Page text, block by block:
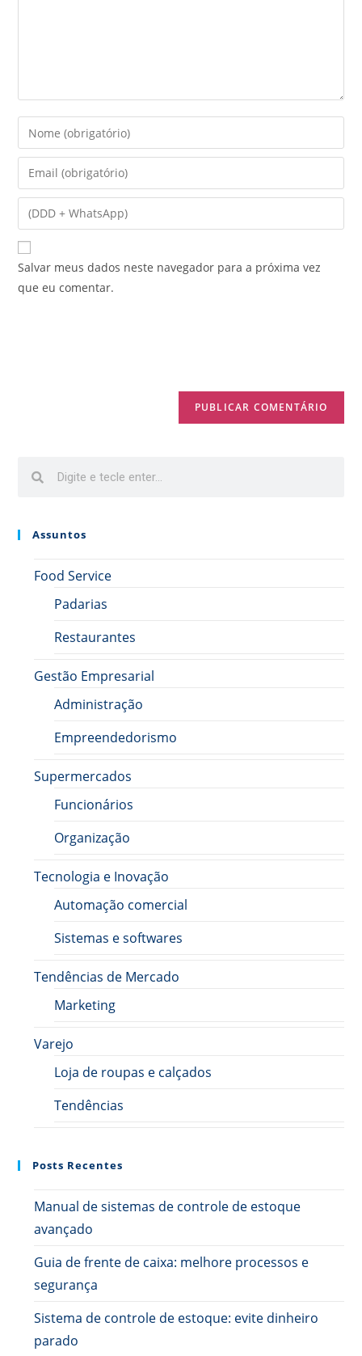
Salvar meus dados neste navegador para a próxima vez
que eu comentar.
Assuntos
Food Service
Padarias
Restaurantes
Gestão Empresarial
Administração
Empreendedorismo
Supermercados
Funcionários
Organização
Tecnologia e Inovação
Automação comercial
Sistemas e softwares
Tendências de Mercado
Marketing
Varejo
Loja de roupas e calçados
Tendências
Posts Recentes
Manual de sistemas de controle de estoque
avançado
Guia de frente de caixa: melhore processos e
segurança
Sistema de controle de estoque: evite dinheiro
parado